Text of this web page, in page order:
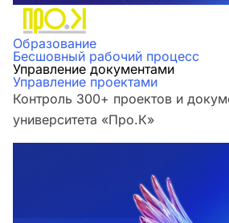
Образование
Бесшовный рабочий процесс
Управление документами
Управление проектами
Контроль 300+ проектов и
университета «Про.К»